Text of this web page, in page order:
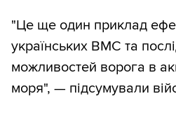
"Це ще один приклад
українських ВМС та
можливостей ворога в
моря", — підсумували